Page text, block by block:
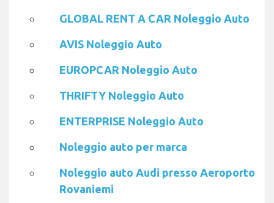
GLOBAL RENT A CAR Noleggio Auto
AVIS Noleggio Auto
EUROPCAR Noleggio Auto
THRIFTY Noleggio Auto
ENTERPRISE Noleggio Auto
Noleggio auto per marca
Noleggio auto Audi presso Aeroporto
Rovaniemi